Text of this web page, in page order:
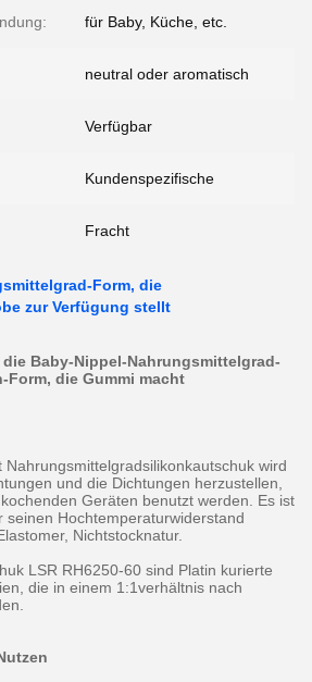
für Baby, Küche, etc.
neutral oder aromatisch
Verfügbar
Kundenspezifische
Fracht
Form, die
zur Verfügung stellt
die Baby-Nippel-Nahrungsmittelgrad-
Form, die Gummi macht
Nahrungsmittelgradsilikonkautschuk wird
und die Dichtungen herzustellen,
Geräten benutzt werden. Es ist
seinen Hochtemperaturwiderstand
Nichtstocknatur.
LSR RH6250-60 sind Platin kurierte
die in einem 1:1verhältnis nach